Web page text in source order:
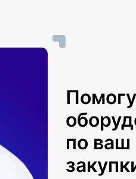
по